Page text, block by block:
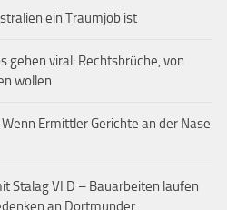
ein Traumjob ist
gehen viral: Rechtsbrüche, von
wollen
Ermittler Gerichte an der Nase
Stalag VI D – Bauarbeiten laufen
an Dortmunder